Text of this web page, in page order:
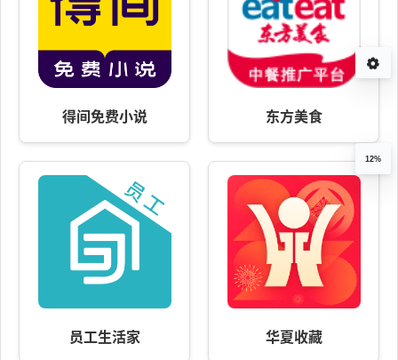
得间免费小说 东方美食
员工生活家 华夏收藏
12%